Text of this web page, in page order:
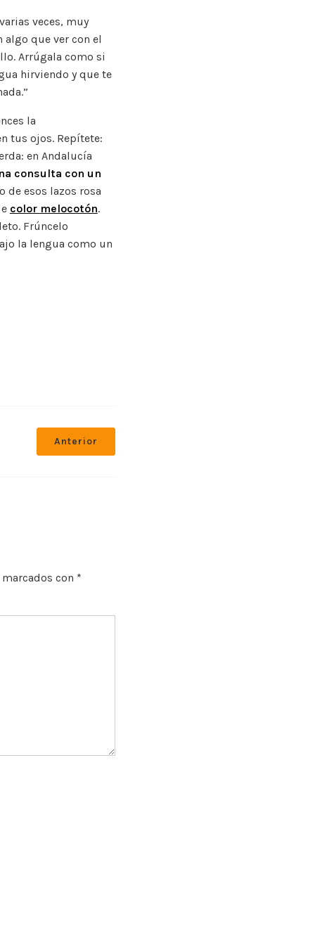
veces, muy
algo que ver con el
Arrúgala como si
hirviendo y que te
la
tus ojos. Repítete:
en Andalucía
consulta con un
de esos lazos rosa
color melocotón.
Frúncelo
la lengua como un
Anterior
con *